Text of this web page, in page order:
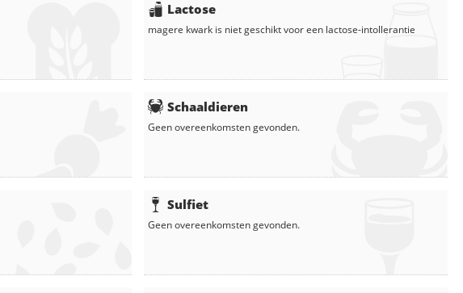
Lactose
magere kwark is niet geschikt voor een lactose-intollerantie
Schaaldieren
Geen overeenkomsten gevonden.
Sulfiet
Geen overeenkomsten gevonden.